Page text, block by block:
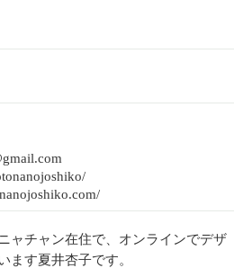
ャチャン在住で、オンラインでデザ
ます夏井杏子です。